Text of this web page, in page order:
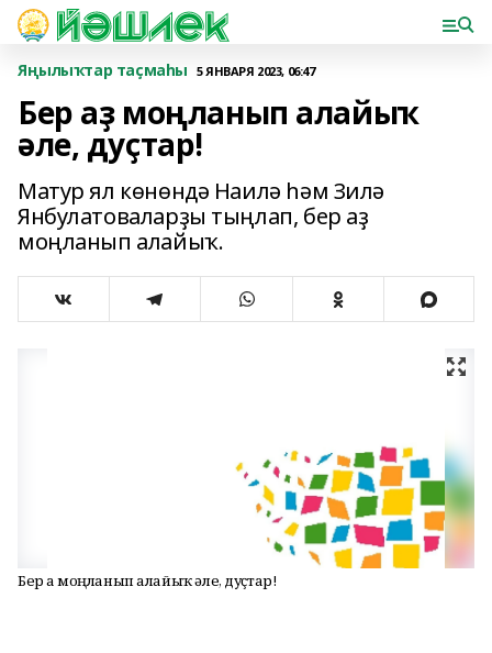
Яңылыҡтар таҫмаһы 5 ЯНВАРЯ 2023, 06:47
Бер аҙ моңланып алайыҡ
әле, дуҫтар!
Матур ял көнөндә Наилә һәм Зилә
Янбулатоваларҙы тыңлап, бер аҙ
моңланып алайыҡ.
Бер аҙ моңланып алайыҡ әле, дуҫтар!